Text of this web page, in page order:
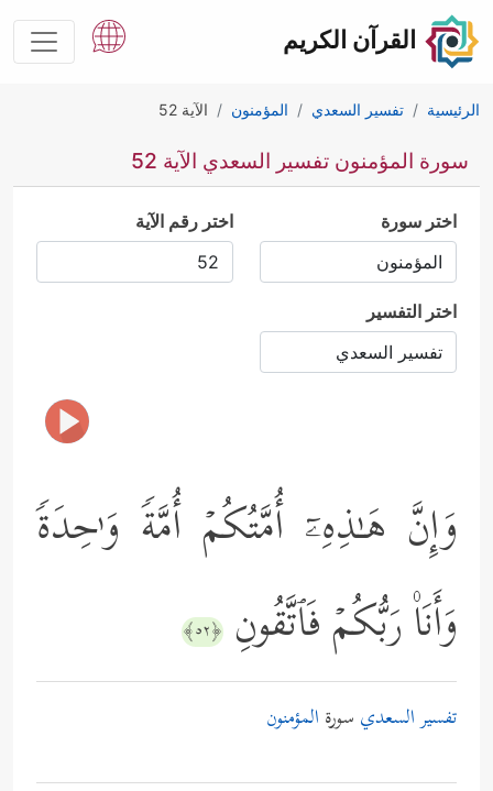
القرآن الكريم
الرئيسية تفسير السعدي المؤمنون الآية 52
سورة المؤمنون تفسير السعدي الآية 52
اختر سورة اختر رقم الآية
اختر التفسير
وَإِنَّ هَـٰذِهِۦۤ أُمَّتُكُمۡ أُمَّةࣰ وَ ٰ⁠حِدَةࣰ
وَأَنَا۠ رَبُّكُمۡ فَٱتَّقُونِ ﴿٥٢﴾
تفسير السعدي سورة المؤمنون